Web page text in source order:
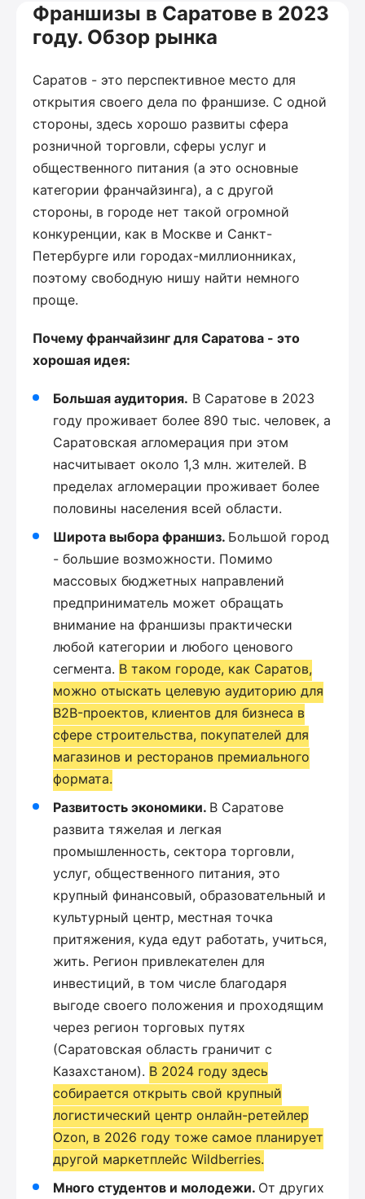
Франшизы в Саратове в 2023
году. Обзор рынка
Саратов - это перспективное место для
открытия своего дела по франшизе. С одной
стороны, здесь хорошо развиты сфера
розничной торговли, сферы услуг и
общественного питания (а это основные
категории франчайзинга), а с другой
стороны, в городе нет такой огромной
конкуренции, как в Москве и Санкт-
Петербурге или городах-миллионниках,
поэтому свободную нишу найти немного
проще.
Почему франчайзинг для Саратова - это
хорошая идея:
Большая аудитория. В Саратове в 2023
году проживает более 890 тыс. человек, а
Саратовская агломерация при этом
насчитывает около 1,3 млн. жителей. В
пределах агломерации проживает более
половины населения всей области.
Широта выбора франшиз. Большой город
- большие возможности. Помимо
массовых бюджетных направлений
предприниматель может обращать
внимание на франшизы практически
любой категории и любого ценового
сегмента. В таком городе, как Саратов,
можно отыскать целевую аудиторию для
B2B-проектов, клиентов для бизнеса в
сфере строительства, покупателей для
магазинов и ресторанов премиального
формата.
Развитость экономики. В Саратове
развита тяжелая и легкая
промышленность, сектора торговли,
услуг, общественного питания, это
крупный финансовый, образовательный и
культурный центр, местная точка
притяжения, куда едут работать, учиться,
жить. Регион привлекателен для
инвестиций, в том числе благодаря
выгоде своего положения и проходящим
через регион торговых путях
(Саратовская область граничит с
Казахстаном). В 2024 году здесь
собирается открыть свой крупный
логистический центр онлайн-ретейлер
Ozon, в 2026 году тоже самое планирует
другой маркетплейс Wildberries.
Много студентов и молодежи. От других